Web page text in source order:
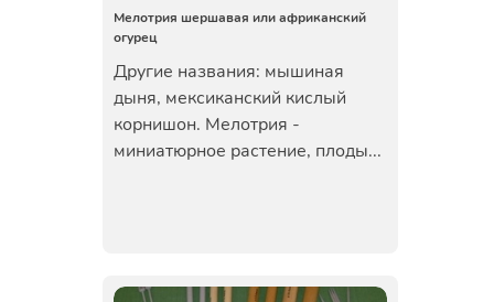
Мелотрия шершавая или африканский
огурец
Другие названия: мышиная
дыня, мексиканский кислый
корнишон. Мелотрия -
миниатюрное растение, плоды...